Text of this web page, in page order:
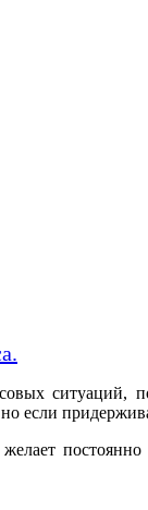
ситуаций,
если